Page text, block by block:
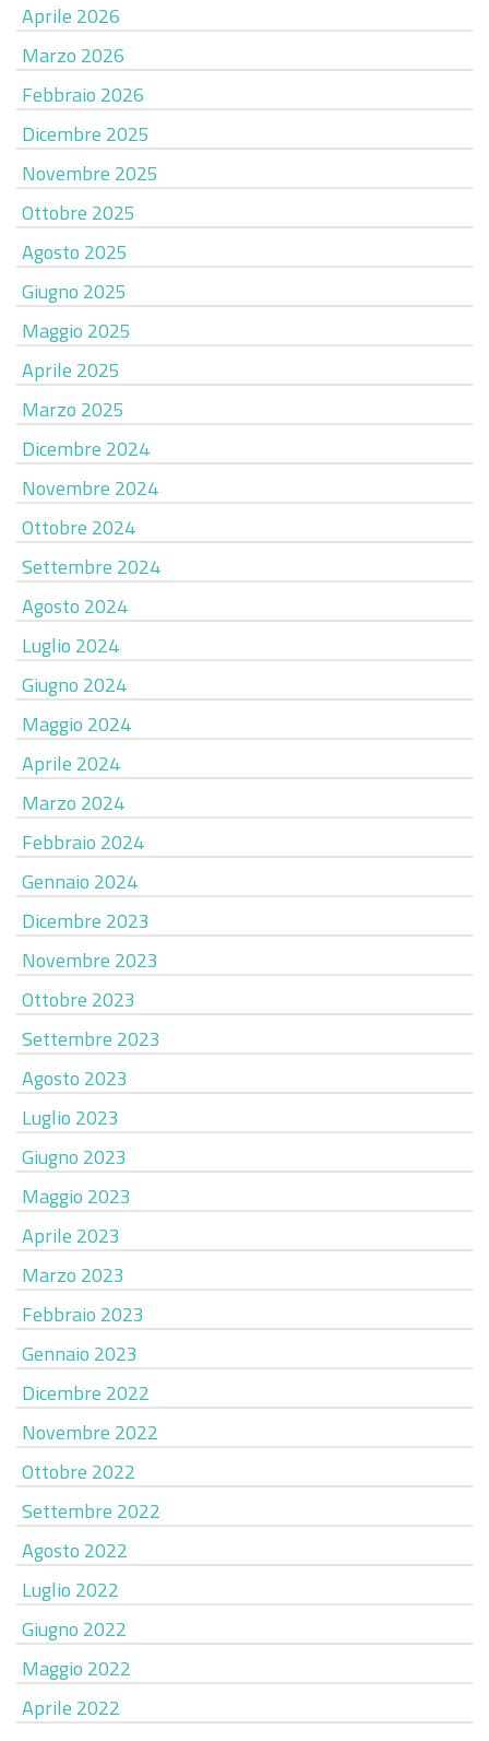
Aprile 2026
Marzo 2026
Febbraio 2026
Dicembre 2025
Novembre 2025
Ottobre 2025
Agosto 2025
Giugno 2025
Maggio 2025
Aprile 2025
Marzo 2025
Dicembre 2024
Novembre 2024
Ottobre 2024
Settembre 2024
Agosto 2024
Luglio 2024
Giugno 2024
Maggio 2024
Aprile 2024
Marzo 2024
Febbraio 2024
Gennaio 2024
Dicembre 2023
Novembre 2023
Ottobre 2023
Settembre 2023
Agosto 2023
Luglio 2023
Giugno 2023
Maggio 2023
Aprile 2023
Marzo 2023
Febbraio 2023
Gennaio 2023
Dicembre 2022
Novembre 2022
Ottobre 2022
Settembre 2022
Agosto 2022
Luglio 2022
Giugno 2022
Maggio 2022
Aprile 2022